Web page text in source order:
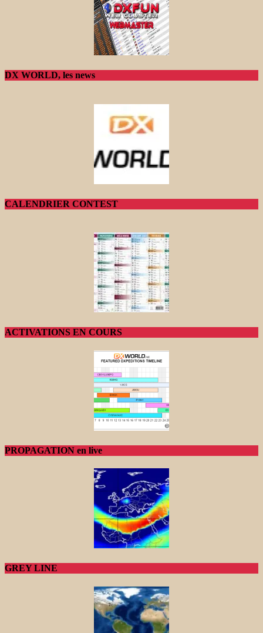
DX WORLD, les news
CALENDRIER CONTEST
ACTIVATIONS EN COURS
PROPAGATION en live
GREY LINE